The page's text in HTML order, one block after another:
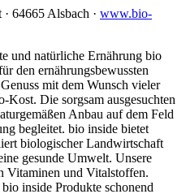
· 64665 Alsbach · www.bio-
und natürliche Ernährung bio
den ernährungsbewussten
mit dem Wunsch vieler
Kost. Die sorgsam ausgesuchten
Anbau auf dem Feld
begleitet. bio inside bietet
biologischer Landwirtschaft
gesunde Umwelt. Unsere
Vitaminen und Vitalstoffen.
inside Produkte schonend